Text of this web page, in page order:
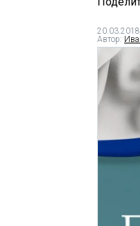
Автор: